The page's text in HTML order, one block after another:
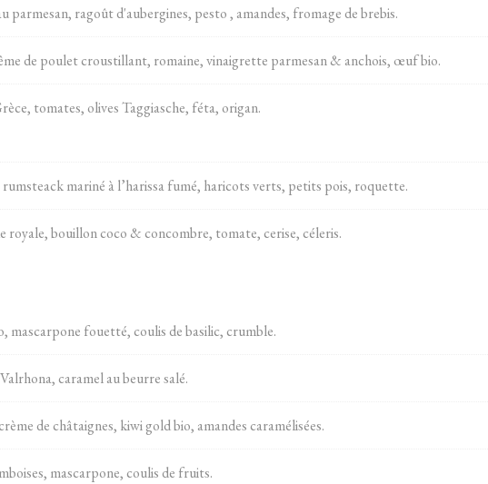
parmesan, ragoût d'aubergines, pesto , amandes, fromage de brebis.
de poulet croustillant, romaine, vinaigrette parmesan & anchois, œuf bio.
tomates, olives Taggiasche, féta, origan.
mariné à l’harissa fumé, haricots verts, petits pois, roquette.
royale, bouillon coco & concombre, tomate, cerise, céleris.
mascarpone fouetté, coulis de basilic, crumble.
caramel au beurre salé.
de châtaignes, kiwi gold bio, amandes caramélisées.
mascarpone, coulis de fruits.